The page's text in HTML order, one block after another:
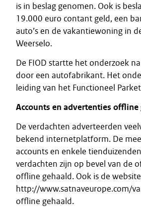
is in beslag genomen. Ook is
19.000 euro contant geld, een
auto’s en de vakantiewoning in
Weerselo.
De FIOD startte het onderzoek
door een autofabrikant. Het
leiding van het Functioneel
Accounts en advertenties offline
De verdachten adverteerden
bekend internetplatform. De
accounts en enkele
verdachten zijn op bevel van de
offline gehaald. Ook is de website
http://www.satnaveurope.com/
offline gehaald.